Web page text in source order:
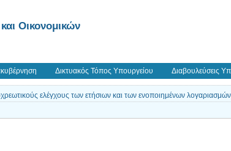
Οικονομικών
Δικτυακός Τόπος Υπουργείου Διαβουλεύσεις
ελέγχους των ετήσιων και των ενοποιημένων